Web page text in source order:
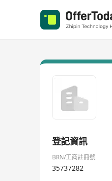
登記資訊
BRN/工商註冊號
35737282